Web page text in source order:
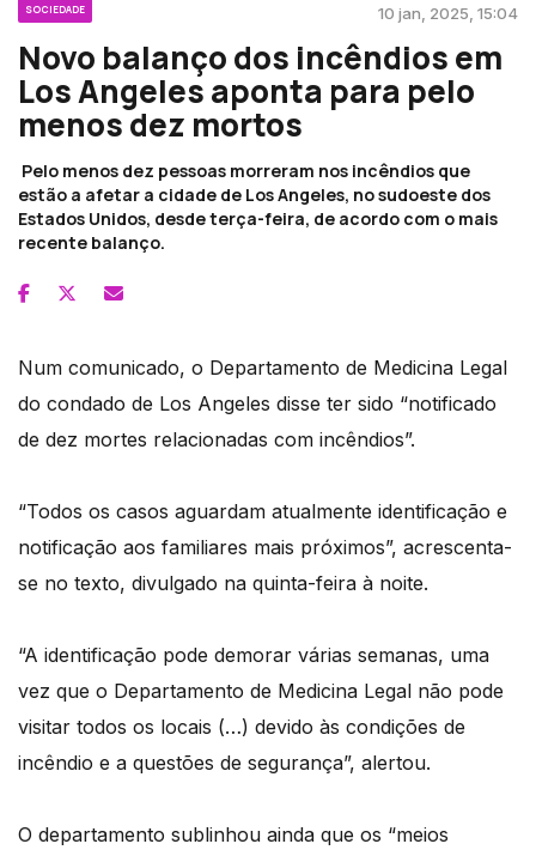
SOCIEDADE 10 jan, 2025, 15:04
Novo balanço dos incêndios em
Los Angeles aponta para pelo
menos dez mortos
Pelo menos dez pessoas morreram nos incêndios que
estão a afetar a cidade de Los Angeles, no sudoeste dos
Estados Unidos, desde terça-feira, de acordo com o mais
recente balanço.
Num comunicado, o Departamento de Medicina Legal
do condado de Los Angeles disse ter sido “notificado
de dez mortes relacionadas com incêndios”.
“Todos os casos aguardam atualmente identificação e
notificação aos familiares mais próximos”, acrescenta-
se no texto, divulgado na quinta-feira à noite.
“A identificação pode demorar várias semanas, uma
vez que o Departamento de Medicina Legal não pode
visitar todos os locais (…) devido às condições de
incêndio e a questões de segurança”, alertou.
O departamento sublinhou ainda que os “meios